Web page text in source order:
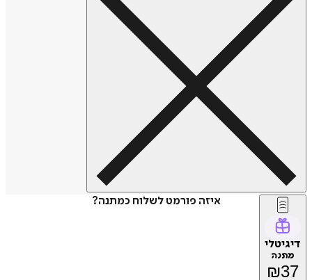
איזה פורמט לשלוח כמתנה?
דיגיטלי
מתנה
₪37